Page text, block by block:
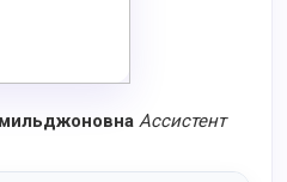
Aссистент